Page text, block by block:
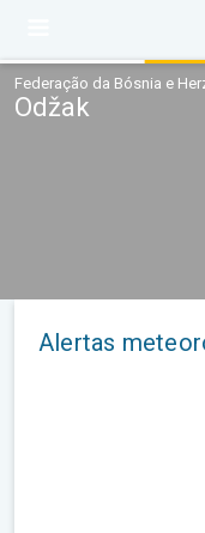
Federação da Bósnia e
Odžak
Alertas